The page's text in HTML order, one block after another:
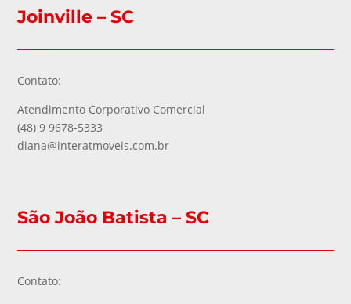
Joinville – SC
Contato:
Atendimento Corporativo Comercial
(48) 9 9678-5333
diana@interatmoveis.com.br
São João Batista – SC
Contato: